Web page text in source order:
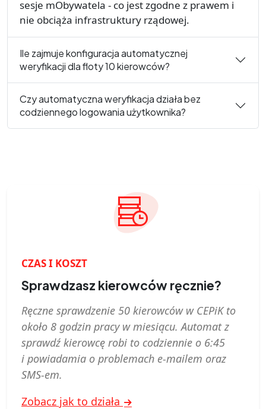
sesje mObywatela - co jest zgodne z prawem i
nie obciąża infrastruktury rządowej.
Ile zajmuje konfiguracja automatycznej
weryfikacji dla floty 10 kierowców?
Czy automatyczna weryfikacja działa bez
codziennego logowania użytkownika?
CZAS I KOSZT
Sprawdzasz kierowców ręcznie?
Ręczne sprawdzenie 50 kierowców w CEPiK to
około 8 godzin pracy w miesiącu. Automat z
sprawdź kierowcę robi to codziennie o 6:45
i powiadamia o problemach e‑mailem oraz
SMS-em.
Zobacz jak to działa